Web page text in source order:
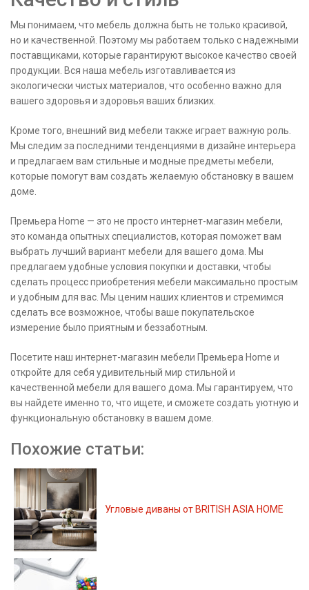
Мы понимаем, что мебель должна быть не только красивой,
но и качественной. Поэтому мы работаем только с надежными
поставщиками, которые гарантируют высокое качество своей
продукции. Вся наша мебель изготавливается из
экологически чистых материалов, что особенно важно для
вашего здоровья и здоровья ваших близких.
Кроме того, внешний вид мебели также играет важную роль.
Мы следим за последними тенденциями в дизайне интерьера
и предлагаем вам стильные и модные предметы мебели,
которые помогут вам создать желаемую обстановку в вашем
доме.
Премьера Home — это не просто интернет-магазин мебели,
это команда опытных специалистов, которая поможет вам
выбрать лучший вариант мебели для вашего дома. Мы
предлагаем удобные условия покупки и доставки, чтобы
сделать процесс приобретения мебели максимально простым
и удобным для вас. Мы ценим наших клиентов и стремимся
сделать все возможное, чтобы ваше покупательское
измерение было приятным и беззаботным.
Посетите наш интернет-магазин мебели Премьера Home и
откройте для себя удивительный мир стильной и
качественной мебели для вашего дома. Мы гарантируем, что
вы найдете именно то, что ищете, и сможете создать уютную и
функциональную обстановку в вашем доме.
Похожие статьи:
Угловые диваны от BRITISH ASIA HOME